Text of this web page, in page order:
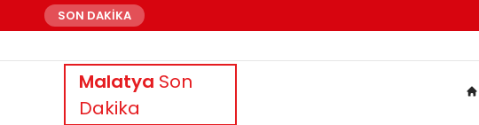
SON DAKİKA
Malatya Son
Dakika